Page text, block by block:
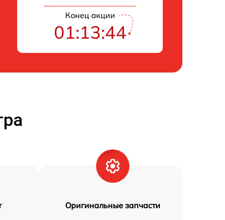
Конец акции
01:13:43
Оригинальные запчасти